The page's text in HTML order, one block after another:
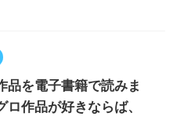
品を電子書籍で読みま
ロ作品が好きならば、